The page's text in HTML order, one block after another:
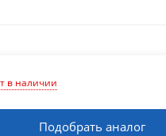
в наличии
Подобрать аналог